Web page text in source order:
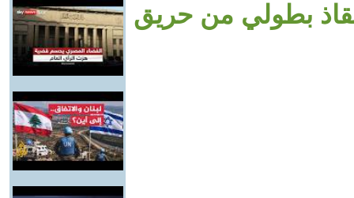
بطولي من حريق